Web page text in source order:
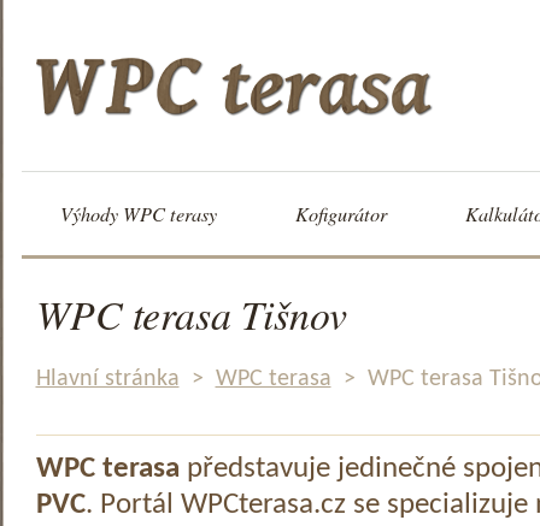
Výhody WPC terasy Kofigurátor
WPC terasa Tišnov
Hlavní stránka > WPC terasa > WPC terasa
WPC terasa představuje jedinečné
PVC. Portál WPCterasa.cz se specializuje